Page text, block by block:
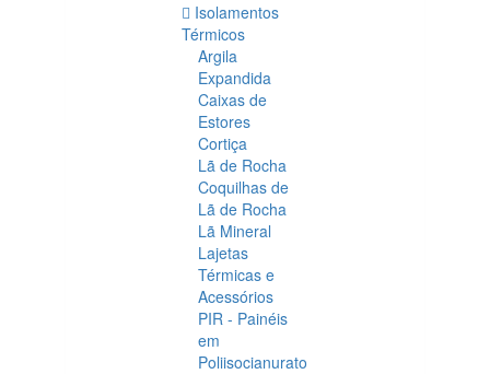
Isolamentos
Térmicos
Argila
Expandida
Caixas de
Estores
Cortiça
Lã de Rocha
Coquilhas de
Lã de Rocha
Lã Mineral
Lajetas
Térmicas e
Acessórios
PIR - Painéis
em
Poliisocianurato